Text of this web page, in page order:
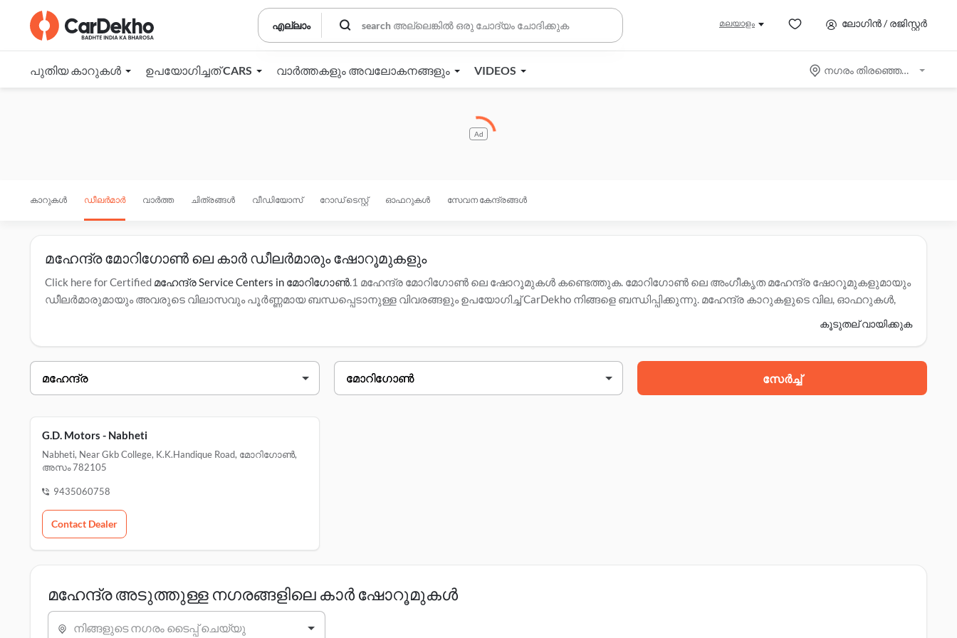
എല്ലാം മലയാളം ലോഗിൻ / രജിസ്റ്റർ
പുതിയ കാറുകൾ ഉപയോഗിച്ചത് CARS വാർത്തകളും അവലോകനങ്ങളും VIDEOS നഗരം തിരഞ്ഞെടുക്കുക
Ad
കാറുകൾ ഡീലർമാർ വാർത്ത ചിത്രങ്ങൾ വീഡിയോസ് റോഡ് ടെസ്റ്റ് ഓഫറുകൾ സേവന കേന്ദ്രങ്ങൾ
മഹേന്ദ്ര മോറിഗോൺ ലെ കാർ ഡീലർമാരും ഷോറൂമുകളും
Click here for Certified മഹേന്ദ്ര Service Centers in മോറിഗോൺ.1 മഹേന്ദ്ര മോറിഗോൺ ലെ ഷോറൂമുകൾ കണ്ടെത്തുക. മോറിഗോൺ ലെ അംഗീകൃത മഹേന്ദ്ര ഷോറൂമുകളുമായും
ഡീലർമാരുമായും അവരുടെ വിലാസവും പൂർണ്ണമായ ബന്ധപ്പെടാനുള്ള വിവരങ്ങളും ഉപയോഗിച്ച് CarDekho നിങ്ങളെ ബന്ധിപ്പിക്കുന്നു. മഹേന്ദ്ര കാറുകളുടെ വില, ഓഫറുകൾ,
മഹേന്ദ്ര
ഡീലറുടെ പേര്
കൂടുതല് വായിക്കുക
സേർച്ച്
G.D. Motors - Nabheti
Nabheti, Near Gkb College, K.k.handique Road, മോറിഗോൺ,
അസം 782105
9435060758
Contact Dealer
മഹേന്ദ്ര അടുത്തുള്ള നഗരങ്ങളിലെ കാർ ഷോറൂമുകൾ
നിങ്ങളുടെ നഗരം ടൈപ്പ് ചെയ്യു